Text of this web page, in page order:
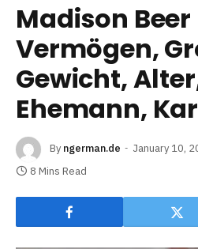
Madison Beer
Vermögen,
Gewicht,
Ehemann,
By ngerman.de January 10,
8 Mins Read